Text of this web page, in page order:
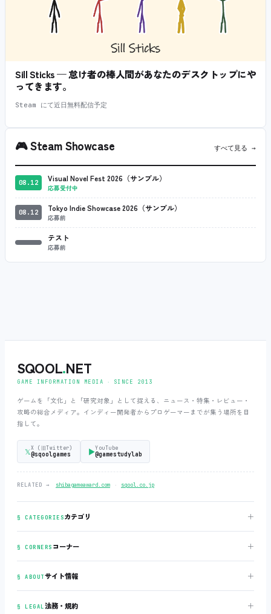
Sill Sticks — 怠け者の棒人間があなたのデスクトップにや
ってきます。
Steam にて近日無料配信予定
🎮Steam Showcase すべて見る →
08.12 Visual Novel Fest 2026（サンプル）
応募受付中
08.12 Tokyo Indie Showcase 2026（サンプル）
応募前
テスト
応募前
SQOOL.NET
GAME INFORMATION MEDIA ‧ SINCE 2013
ゲームを「文化」と「研究対象」として捉える、ニュース・特集・レビュー・
攻略の総合メディア。インディー開発者からプロゲーマーまでが集う場所を目
指して。
𝕏 X (旧Twitter)
@sqoolgames ▶YouTube
@gamestudylab
RELATED → shibagameaward.com ‧ sqool.co.jp
§ CATEGORIESカテゴリ ＋
§ CORNERS コーナー ＋
§ ABOUTサイト情報 ＋
§ LEGAL法務・規約 ＋